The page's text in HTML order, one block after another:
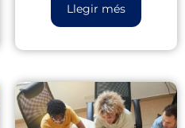
Llegir més